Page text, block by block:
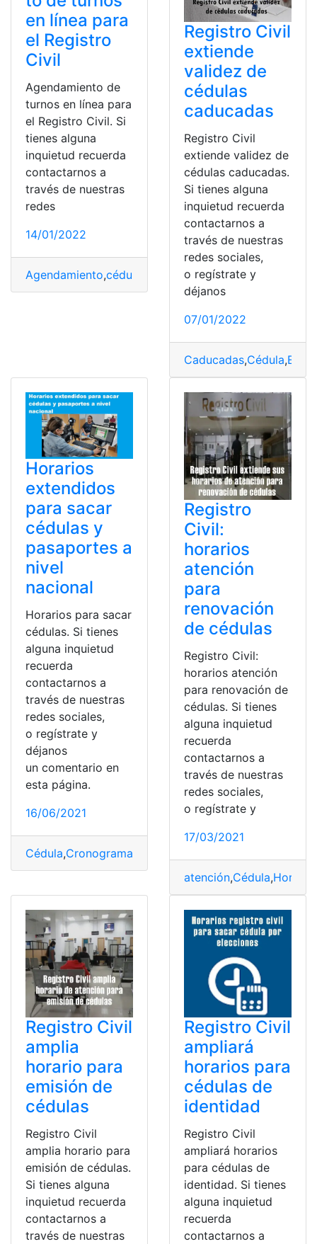
en línea para
el Registro
Civil
Agendamiento de
turnos en línea para
el Registro Civil. Si
tienes alguna
inquietud recuerda
contactarnos a
través de nuestras
redes
14/01/2022
Agendamiento,cédula de identidad,Pasaporte
Registro Civil
extiende
validez de
cédulas
caducadas
Registro Civil
extiende validez de
cédulas caducadas.
Si tienes alguna
inquietud recuerda
contactarnos a
través de nuestras
redes sociales,
o regístrate y
déjanos
07/01/2022
Caducadas,Cédula,
Horarios
extendidos
para sacar
cédulas y
pasaportes a
nivel
nacional
Horarios para sacar
cédulas. Si tienes
alguna inquietud
recuerda
contactarnos a
través de nuestras
redes sociales,
o regístrate y
déjanos
un comentario en
esta página.
16/06/2021
Cédula,Cronograma
Registro
Civil:
horarios
atención
para
renovación
de cédulas
Registro Civil:
horarios atención
para renovación de
cédulas. Si tienes
alguna inquietud
recuerda
contactarnos a
través de nuestras
redes sociales,
o regístrate y
17/03/2021
atención,Cédula,
Registro Civil
amplia
horario para
emisión de
cédulas
Registro Civil
amplia horario para
emisión de cédulas.
Si tienes alguna
inquietud recuerda
contactarnos a
través de nuestras
Registro Civil
ampliará
horarios para
cédulas de
identidad
Registro Civil
ampliará horarios
para cédulas de
identidad. Si tienes
alguna inquietud
recuerda
contactarnos a